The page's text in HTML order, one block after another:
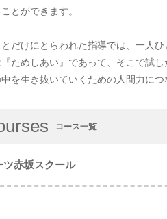
とができます。
だけにとらわれた指導では、一人
ためしあい』であって、そこで試
を生き抜いていくための人間力につ
コース一覧
ツ赤坂スクール